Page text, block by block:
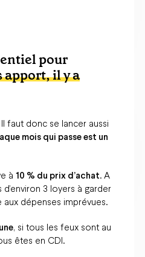
pour
apport, il y a
faut donc se lancer aussi
mois qui passe est un
à 10 % du prix d’achat. A
d’environ 3 loyers à garder
dépenses imprévues.
, si tous les feux sont au
êtes en CDI.